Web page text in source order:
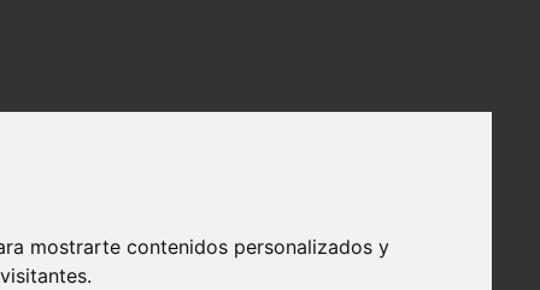
mostrarte contenidos personalizados y